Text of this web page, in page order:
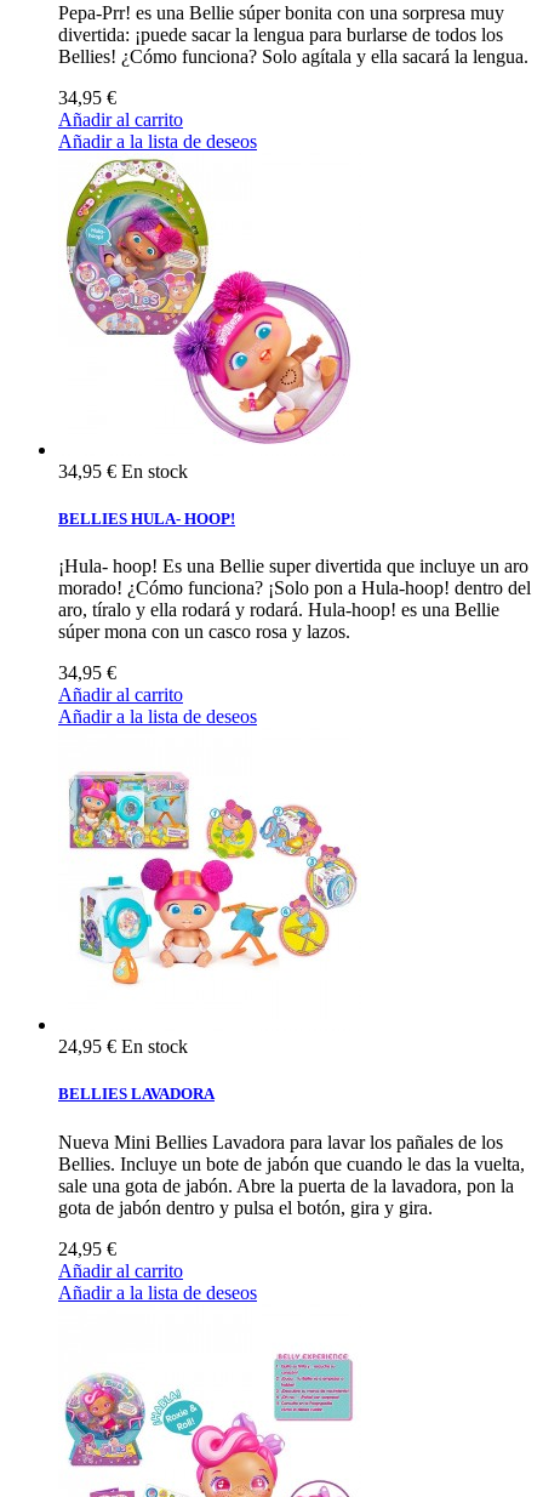
Pepa-Prr! es una Bellie súper bonita con una sorpresa muy
divertida: ¡puede sacar la lengua para burlarse de todos los
Bellies! ¿Cómo funciona? Solo agítala y ella sacará la lengua.
34,95 €
Añadir al carrito
Añadir a la lista de deseos
34,95 € En stock
BELLIES HULA- HOOP!
¡Hula- hoop! Es una Bellie super divertida que incluye un aro
morado! ¿Cómo funciona? ¡Solo pon a Hula-hoop! dentro del
aro, tíralo y ella rodará y rodará. Hula-hoop! es una Bellie
súper mona con un casco rosa y lazos.
34,95 €
Añadir al carrito
Añadir a la lista de deseos
24,95 € En stock
BELLIES LAVADORA
Nueva Mini Bellies Lavadora para lavar los pañales de los
Bellies. Incluye un bote de jabón que cuando le das la vuelta,
sale una gota de jabón. Abre la puerta de la lavadora, pon la
gota de jabón dentro y pulsa el botón, gira y gira.
24,95 €
Añadir al carrito
Añadir a la lista de deseos